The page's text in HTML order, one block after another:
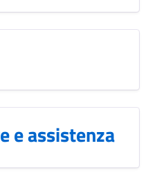
e assistenza